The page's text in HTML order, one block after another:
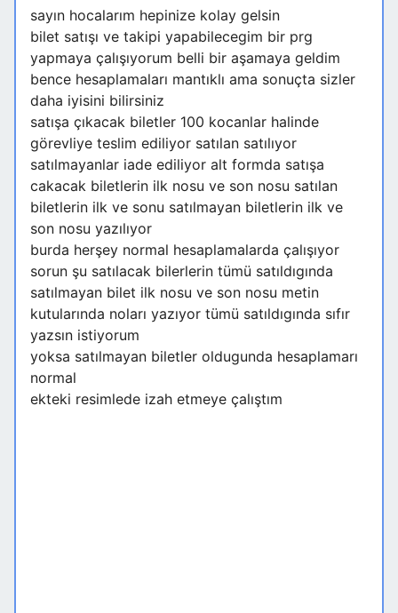
sayın hocalarım hepinize kolay gelsin
bilet satışı ve takipi yapabilecegim bir prg
yapmaya çalışıyorum belli bir aşamaya geldim
bence hesaplamaları mantıklı ama sonuçta sizler
daha iyisini bilirsiniz
satışa çıkacak biletler 100 kocanlar halinde
görevliye teslim ediliyor satılan satılıyor
satılmayanlar iade ediliyor alt formda satışa
cakacak biletlerin ilk nosu ve son nosu satılan
biletlerin ilk ve sonu satılmayan biletlerin ilk ve
son nosu yazılıyor
burda herşey normal hesaplamalarda çalışıyor
sorun şu satılacak bilerlerin tümü satıldıgında
satılmayan bilet ilk nosu ve son nosu metin
kutularında noları yazıyor tümü satıldıgında sıfır
yazsın istiyorum
yoksa satılmayan biletler oldugunda hesaplamarı
normal
ekteki resimlede izah etmeye çalıştım